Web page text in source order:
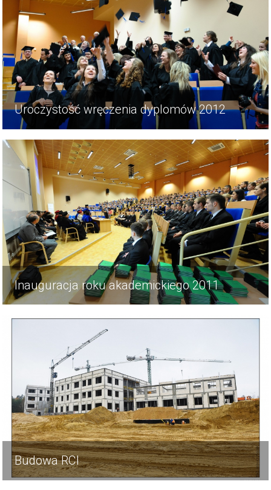
Uroczystość wręczenia dyplomów 2012
Inauguracja roku akademickiego 2011
Budowa RCI